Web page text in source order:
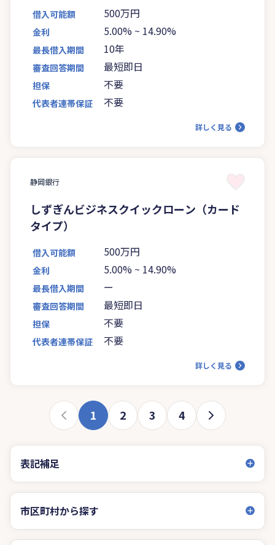
借入可能額 500万円
金利 5.00% ~ 14.90%
最長借入期間 10年
審査回答期間 最短即日
担保 不要
代表者連帯保証 不要
詳しく見る
静岡銀行
しずぎんビジネスクイックローン（カード
タイプ）
借入可能額 500万円
金利 5.00% ~ 14.90%
最長借入期間 ー
審査回答期間 最短即日
担保 不要
代表者連帯保証 不要
詳しく見る
1 2 3 4
表記補足
市区町村から探す